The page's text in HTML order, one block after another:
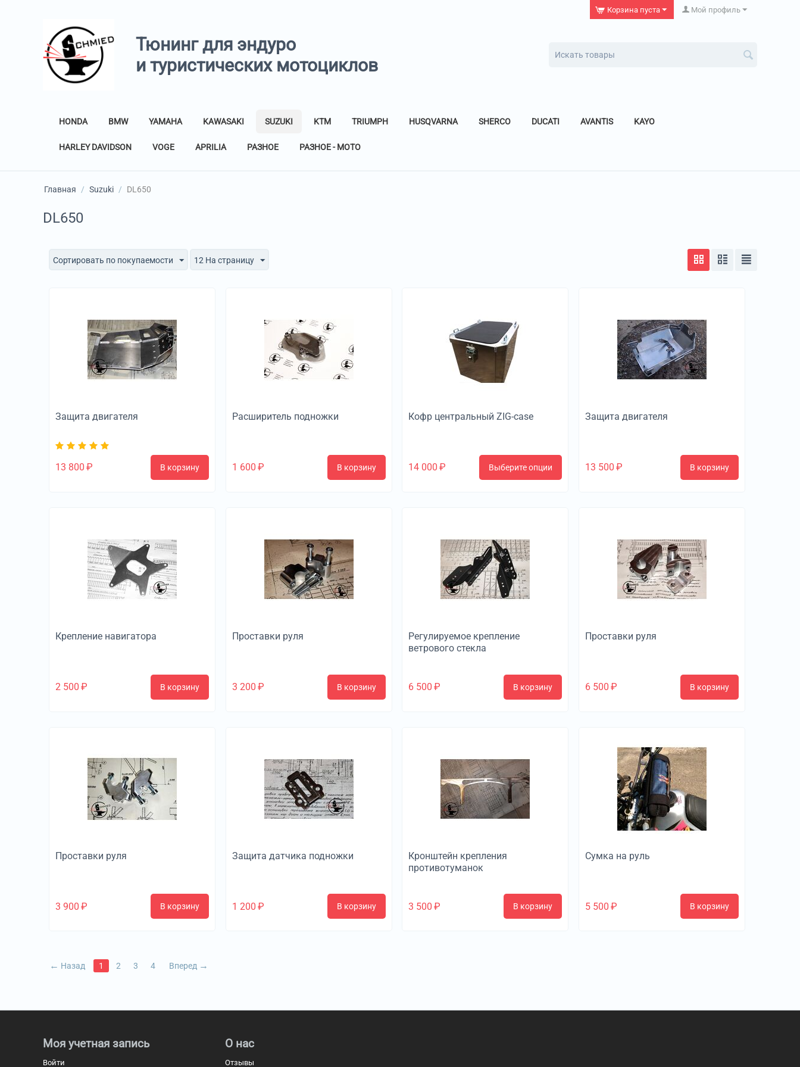
Мой профиль
Корзина пуста
Тюнинг для эндуро
и туристических мотоциклов
HONDA BMW YAMAHA KAWASAKI SUZUKI KTM TRIUMPH HUSQVARNA SHERCO DUCATI AVANTIS KAYO
HARLEY DAVIDSON VOGE APRILIA РАЗНОЕ РАЗНОЕ - МОТО
Главная / Suzuki / DL650
DL650
Сортировать по покупаемости 12 На страницу
Защита двигателя
13 800 ₽ В корзину
Расширитель подножки
1 600 ₽ В корзину
Кофр центральный ZIG-case
14 000 ₽ Выберите опции
Защита двигателя
13 500 ₽ В корзину
Крепление навигатора
2 500 ₽ В корзину
Проставки руля
3 200 ₽ В корзину
Регулируемое крепление
ветрового стекла
6 500 ₽ В корзину
Проставки руля
6 500 ₽ В корзину
Проставки руля
3 900 ₽ В корзину
Защита датчика подножки
1 200 ₽ В корзину
Кронштейн крепления
противотуманок
3 500 ₽ В корзину
Сумка на руль
5 500 ₽ В корзину
Назад 1 2 3 4 Вперед
Моя учетная запись
Войти
О нас
Отзывы